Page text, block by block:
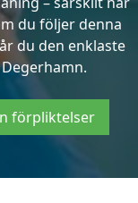
du följer denna
du den enklaste
förpliktelser